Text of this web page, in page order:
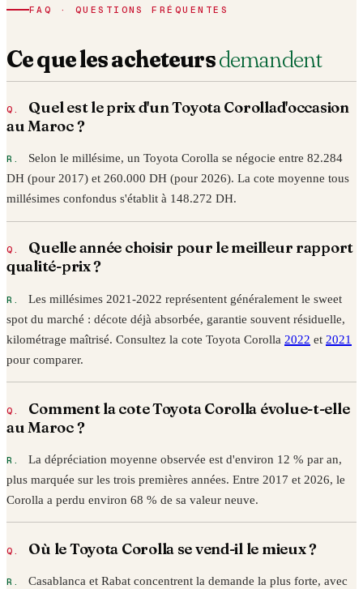
FAQ · QUESTIONS FRÉQUENTES
Ce que les acheteursdemandent
Quel est le prix d'unToyotaCorollad'occasion
au Maroc ?
Selon le millésime, unToyota Corolla se négocie entre 82.284
DH (pour 2017) et 260.000 DH (pour 2026). La cote moyenne tous
millésimes confondus s'établit à 148.272 DH.
Quelle année choisir pour le meilleur rapport
qualité-prix ?
Les millésimes 2021-2022 représentent généralement le sweet
spot du marché : décote déjà absorbée, garantie souvent résiduelle,
kilométrage maîtrisé. Consultez la cote Toyota Corolla 2022 et 2021
pour comparer.
Comment la coteToyota Corolla évolue-t-elle
au Maroc ?
La dépréciation moyenne observée est d'environ 12 % par an,
plus marquée sur les trois premières années. Entre 2017 et 2026, le
Corolla a perdu environ 68 % de sa valeur neuve.
Où leToyota Corollase vend-il le mieux ?
Casablanca et Rabat concentrent la demande la plus forte, avec